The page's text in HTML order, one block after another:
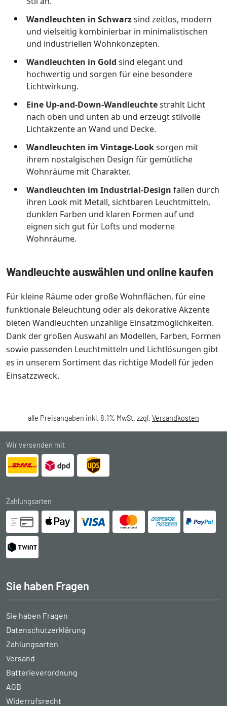
Wandleuchten in Schwarzsind zeitlos, modern
und vielseitig kombinierbar in minimalistischen
und industriellen Wohnkonzepten.
Wandleuchten in Gold sind elegant und
hochwertig und sorgen für eine besondere
Lichtwirkung.
Eine Up-and-Down-Wandleuchtestrahlt Licht
nach oben und unten ab und erzeugt stilvolle
Lichtakzente an Wand und Decke.
Wandleuchten im Vintage-Looksorgen mit
ihrem nostalgischen Design für gemütliche
Wohnräume mit Charakter.
Wandleuchten im Industrial-Design fallen durch
ihren Look mit Metall, sichtbaren Leuchtmitteln,
dunklen Farben und klaren Formen auf und
eignen sich gut für Lofts und moderne
Wohnräume.
Wandleuchte auswählen und online kaufen
Für kleine Räume oder große Wohnflächen, für eine
funktionale Beleuchtung oder als dekorative Akzente
bieten Wandleuchten unzählige Einsatzmöglichkeiten.
Dank der großen Auswahl an Modellen, Farben, Formen
sowie passenden Leuchtmitteln und Lichtlösungen gibt
es in unserem Sortiment das richtige Modell für jeden
Einsatzzweck.
alle Preisangaben inkl. 8.1% MwSt. zzgl. Versandkosten
Wir versenden mit
Zahlungsarten
Sie haben Fragen
Sie haben Fragen
Datenschutzerklärung
Zahlungsarten
Versand
Batterieverordnung
AGB
Widerrufsrecht